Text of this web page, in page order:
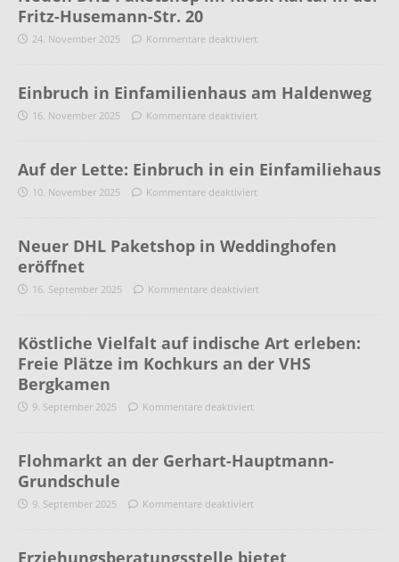
Fritz-Husemann-Str. 20
24. November 2025 Kommentare deaktiviert
Einbruch in Einfamilienhaus am Haldenweg
16. November 2025 Kommentare deaktiviert
Auf der Lette: Einbruch in ein Einfamiliehaus
10. November 2025 Kommentare deaktiviert
Neuer DHL Paketshop in Weddinghofen
eröffnet
16. September 2025 Kommentare deaktiviert
Köstliche Vielfalt auf indische Art erleben:
Freie Plätze im Kochkurs an der VHS
Bergkamen
9. September 2025 Kommentare deaktiviert
Flohmarkt an der Gerhart-Hauptmann-
Grundschule
9. September 2025 Kommentare deaktiviert